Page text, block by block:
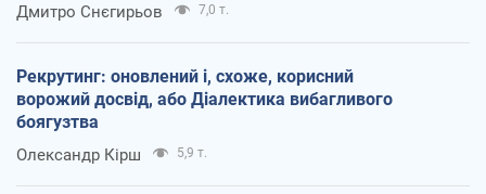
Дмитро Снєгирьов 7,0 т.
Рекрутинг: оновлений і, схоже, корисний
ворожий досвід, або Діалектика вибагливого
боягузтва
Олександр Кірш 5,9 т.